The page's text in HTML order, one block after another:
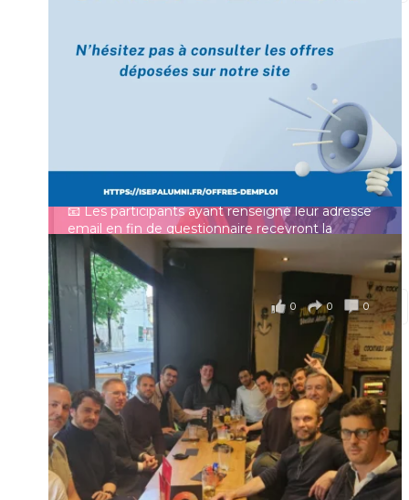
Charger plus Suivre sur Instagram
[Enquête IESF 2026] Top départ 🚀
👩‍🎓 Ingénieurs diplômés, vous avez jusqu’au 31
mai pour participer et faire entendre votre voix !
Depuis plus de 60 ans, cette enquête vise à établir
un panorama complet de la situation socio-
professionnelle des ingénieurs et scientifiques
français.
📧 Les participants ayant renseigné leur adresse
email en fin de questionnaire recevront la
synthèse des résultats...Voir plus
il y a 4 mois
0 0 0
Voir sur Facebook
Prénom
Mot de passe
Se souvenir de moi
Connexion
Identifiant oublié ?
Mot de passe
oublié ?